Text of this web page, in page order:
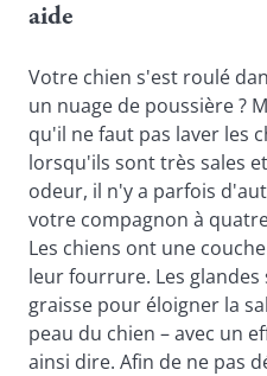
aide
Votre chien s'est roulé
un nuage de poussière ?
qu'il ne faut pas laver les
lorsqu'ils sont très sales
odeur, il n'y a parfois
votre compagnon à
Les chiens ont une
leur fourrure. Les glandes
graisse pour éloigner la
peau du chien – avec un
ainsi dire. Afin de ne pas